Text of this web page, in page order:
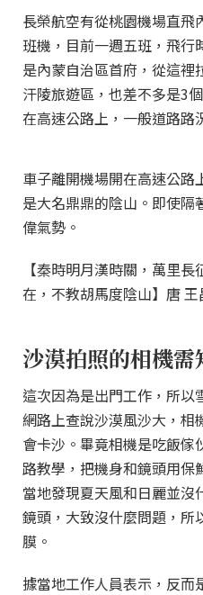
長榮航空有從桃園機場直飛
班機，目前一週五班，飛
是內蒙自治區首府，從這裡
汗陵旅遊區，也差不多是3
在高速公路上，一般道路路
車子離開機場開在高速公
是大名鼎鼎的陰山。即使
偉氣勢。
【秦時明月漢時關，萬里
在， 不教胡馬度陰山】唐
沙漠拍照的相機需
這次因為是出門工作，所以
網路上查說沙漠風沙大，相
會卡沙。畢竟相機是吃飯
路教學，把機身和鏡頭用保
當地發現夏天風和日麗並
鏡頭，大致沒什麼問題，所
膜。
據當地工作人員表示，反而